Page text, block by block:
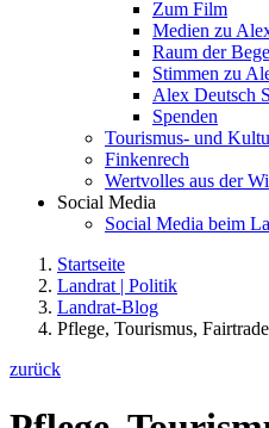
Zum Film
Medien zu
Raum der
Stimmen zu
Alex Deutsch
Spenden
Tourismus- und
Finkenrech
Wertvolles aus der
Social Media
Social Media beim
Startseite
Landrat | Politik
Landrat-Blog
Pflege, Tourismus,
zurück